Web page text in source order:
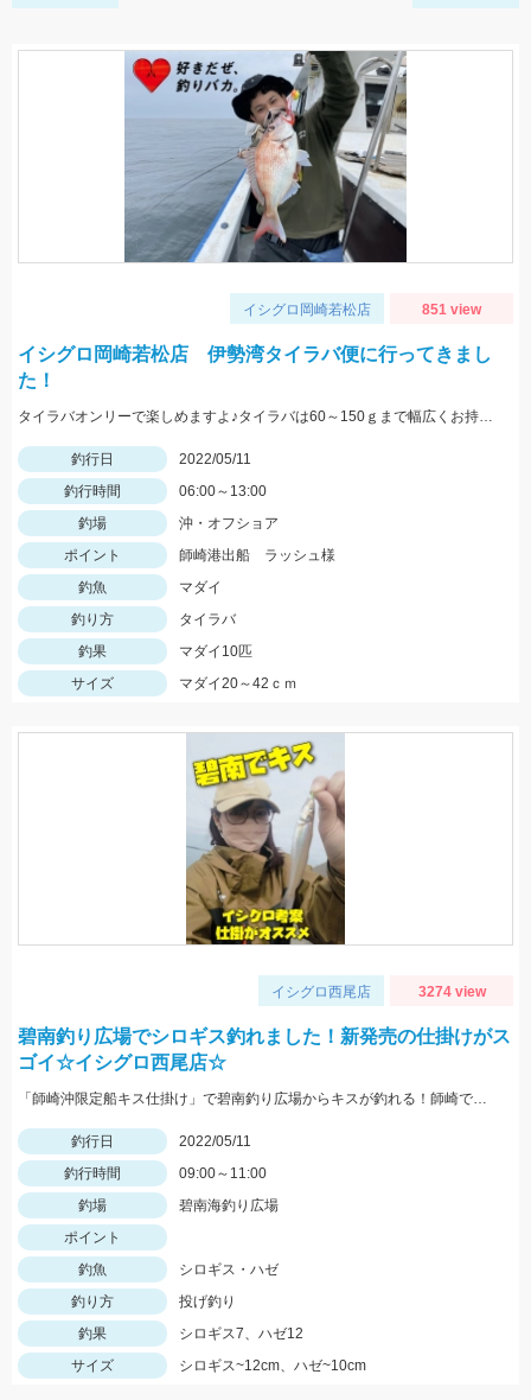
イシグロ岡崎若松店 851 view
イシグロ岡崎若松店 伊勢湾タイラバ便に行ってきまし
た！
タイラバオンリーで楽しめますよ♪タイラバは60～150ｇまで幅広くお持ちください！ タイラバはタングステン製のものが船長もおすすめしていました♪
釣行日
2022/05/11
釣行時間
06:00～13:00
釣場
沖・オフショア
ポイント
師崎港出船 ラッシュ様
釣魚
マダイ
釣り方
タイラバ
釣果
マダイ10匹
サイズ
マダイ20～42ｃｍ
イシグロ西尾店 3274 view
碧南釣り広場でシロギス釣れました！新発売の仕掛けがス
ゴイ☆イシグロ西尾店☆
「師崎沖限定船キス仕掛け」で碧南釣り広場からキスが釣れる！師崎でも船でもないけどとっても使いやすい！
釣行日
2022/05/11
釣行時間
09:00～11:00
釣場
碧南海釣り広場
ポイント
釣魚
シロギス・ハゼ
釣り方
投げ釣り
釣果
シロギス7、ハゼ12
サイズ
シロギス~12cm、ハゼ~10cm